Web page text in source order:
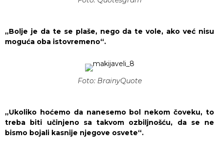
„Bolje je da te se plaše, nego da te vole, ako već nisu
moguća oba istovremeno“.
Foto: BrainyQuote
„Ukoliko hoćemo da nanesemo bol nekom čoveku, to
treba biti učinjeno sa takvom ozbiljnošću, da se ne
bismo bojali kasnije njegove osvete“.